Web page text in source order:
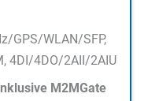
GPS/WLAN/SFP,
4DI/4DO/2AII/2AIU
M2MGate